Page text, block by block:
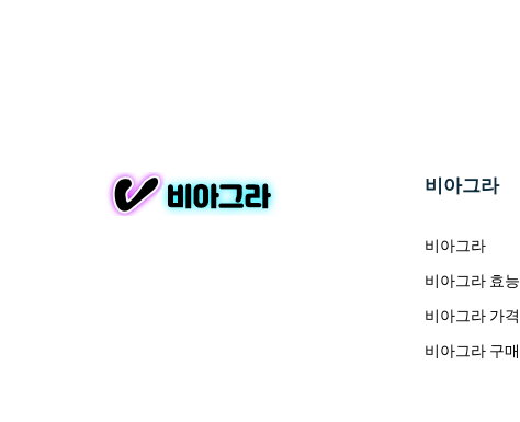
비아그라
비아그라
비아그라 효능
비아그라 가격
비아그라 구매